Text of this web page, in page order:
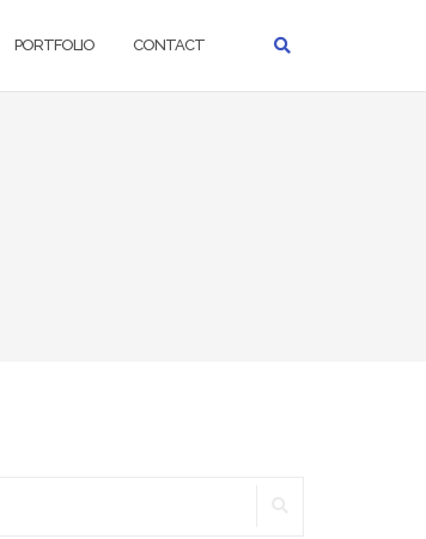
PORTFOLIO CONTACT